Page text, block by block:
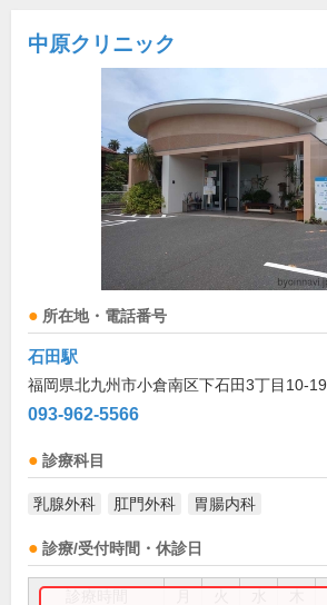
中原クリニック
所在地・電話番号
石田駅
福岡県北九州市小倉南区下石田3丁目10-19
093-962-5566
診療科目
乳腺外科 肛門外科 胃腸内科
診療/受付時間・休診日